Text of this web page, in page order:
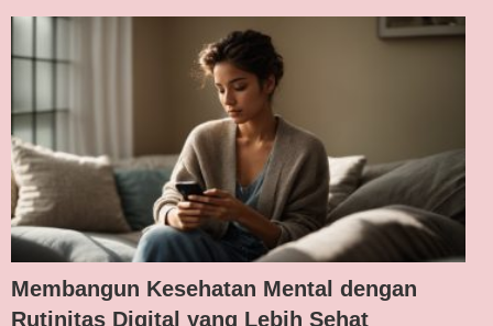
Membangun Kesehatan Mental dengan
Rutinitas Digital yang Lebih Sehat